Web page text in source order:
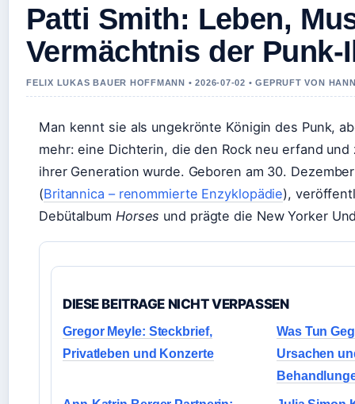
Patti Smith: Leben,
Vermächtnis der Punk-
FELIX LUKAS BAUER HOFFMANN • 2026-07-02 • GEPRUFT VON
Man kennt sie als ungekrönte Königin des Punk,
mehr: eine Dichterin, die den Rock neu erfand
ihrer Generation wurde. Geboren am 30.
(Britannica – renommierte Enzyklopädie),
Debütalbum Horses und prägte die New Yorker
DIESE BEITRAGE NICHT VERPASSEN
Gregor Meyle: Steckbrief,
Privatleben und Konzerte
Was Tun
Ursachen